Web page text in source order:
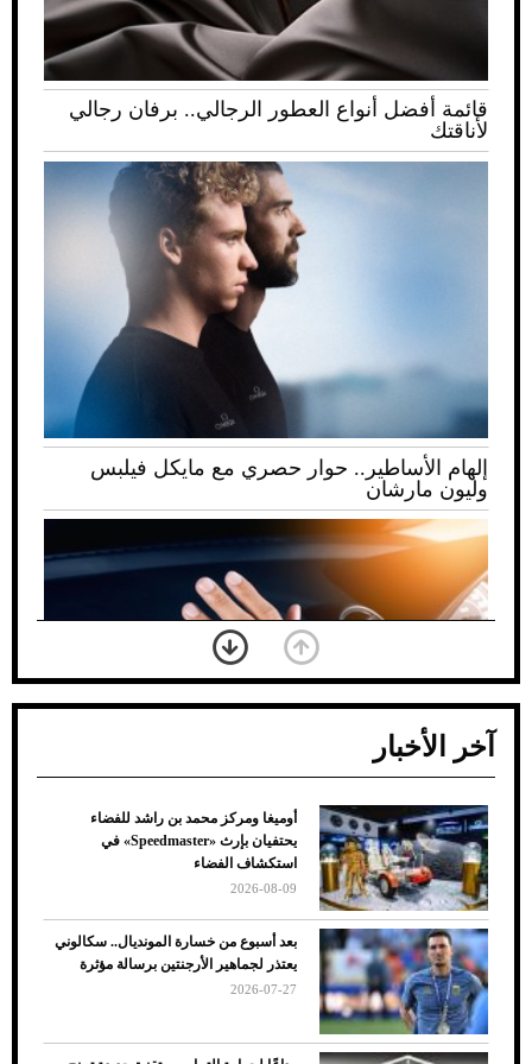
قائمة أفضل أنواع العطور الرجالي.. برفان رجالي
لأناقتك
إلهام الأساطير.. حوار حصري مع مايكل فيلبس
وليون مارشان
ضعف تبريد مكيف السيارة عند الوقوف.. أشهر
الأسباب والحلول
آخر الأخبار
أوميغا ومركز محمد بن راشد للفضاء
يحتفيان بإرث «Speedmaster» في
استكشاف الفضاء
2026-08-09
بعد أسبوع من خسارة المونديال.. سكالوني
يعتذر لجماهير الأرجنتين برسالة مؤثرة
2026-07-27